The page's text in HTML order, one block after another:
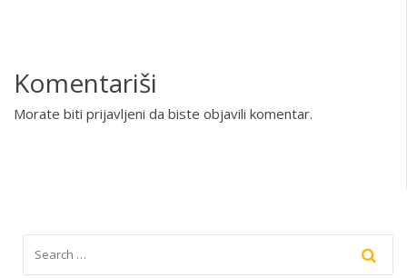
Komentariši
Morate biti prijavljeni da biste objavili komentar.